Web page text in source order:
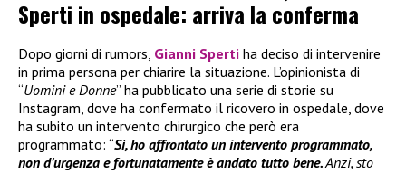
Sperti in ospedale: arriva la conferma
Dopo giorni di rumors, Gianni Sperti ha deciso di intervenire
in prima persona per chiarire la situazione. L’opinionista di
“Uomini e Donne” ha pubblicato una serie di storie su
Instagram, dove ha confermato il ricovero in ospedale, dove
ha subito un intervento chirurgico che però era
programmato: “Sì, ho affrontato un intervento programmato,
non d’urgenza e fortunatamente è andato tutto bene.Anzi, sto